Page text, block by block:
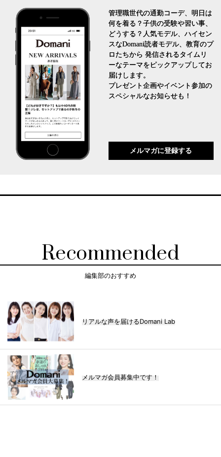
管理職世代の通勤コーデ、明日は
何を着る？子供の受験や習い事、
どうする？人気モデル、ハイセン
スなDomani読者モデル、教育のプ
ロたちから 発信されるタイムリ
ーなテーマをピックアップしてお
届けします。
プレゼント企画やイベント参加の
スペシャルなお知らせも！
メルマガに登録する
Recommended
編集部のおすすめ
リアルな声を届けるDomani Lab
メルマガ会員募集中です！